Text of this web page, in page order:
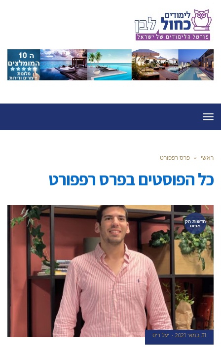
תפריט
ראשי » פרס רפפורט
כל הפוסטים בפרס רפפורט
חדשות הק
מפוס
31 במאי 2021 יעל וייס